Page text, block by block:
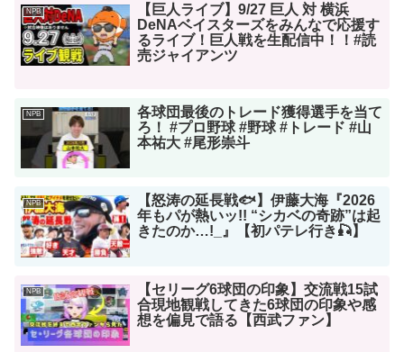
NPB
【巨人ライブ】9/27 巨人 対 横浜
DeNAベイスターズをみんなで応援す
るライブ！巨人戦を生配信中！！#読
売ジャイアンツ
NPB
各球団最後のトレード獲得選手を当て
ろ！ #プロ野球 #野球 #トレード #山
本祐大 #尾形崇斗
NPB
【怒涛の延長戦🐟】伊藤大海『2026
年もパが熱いッ!! “シカベの奇跡”は起
きたのか…!_』【初パテレ行き🎣】
NPB
【セリーグ6球団の印象】交流戦15試
合現地観戦してきた6球団の印象や感
想を偏見で語る【西武ファン】